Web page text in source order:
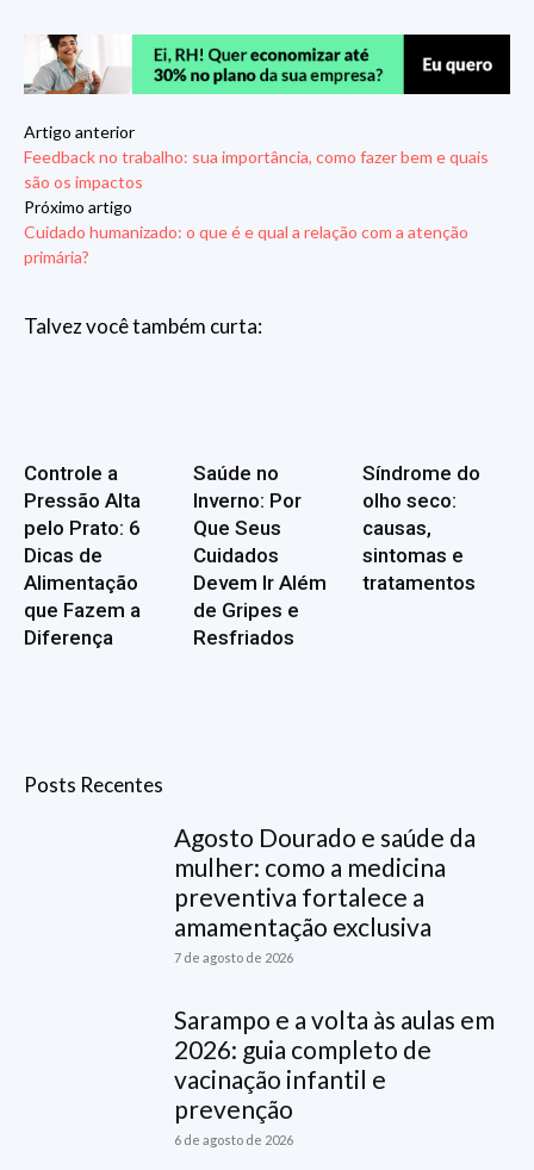
Artigo anterior
Feedback no trabalho: sua importância, como fazer bem e quais
são os impactos
Próximo artigo
Cuidado humanizado: o que é e qual a relação com a atenção
primária?
Talvez você também curta:
Controle a
Pressão Alta
pelo Prato: 6
Dicas de
Alimentação
que Fazem a
Diferença
Saúde no
Inverno: Por
Que Seus
Cuidados
Devem Ir Além
de Gripes e
Resfriados
Síndrome do
olho seco:
causas,
sintomas e
tratamentos
Posts Recentes
Agosto Dourado e saúde da
mulher: como a medicina
preventiva fortalece a
amamentação exclusiva
7 de agosto de 2026
Sarampo e a volta às aulas em
2026: guia completo de
vacinação infantil e
prevenção
6 de agosto de 2026